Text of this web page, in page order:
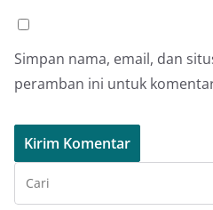
Simpan nama, email, dan
peramban ini untuk